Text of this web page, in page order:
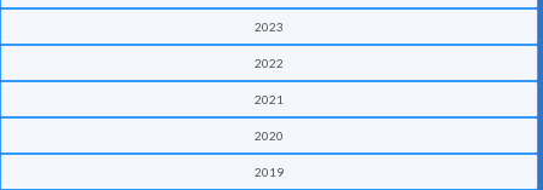
2023
2022
2021
2020
2019